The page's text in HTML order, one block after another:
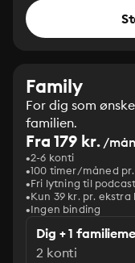
Family
For dig som
familien.
Fra 179 kr./
2-6 konti
100 timer/måned
Fri lytning til
Kun 39 kr. pr. ekstra
Ingen binding
Dig + 1
2 konti